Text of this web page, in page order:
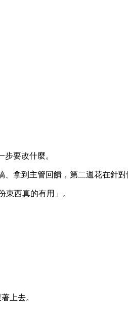
要改什麼。
拿到主管回饋，第二週花在針對
西真的有用」。
上去。